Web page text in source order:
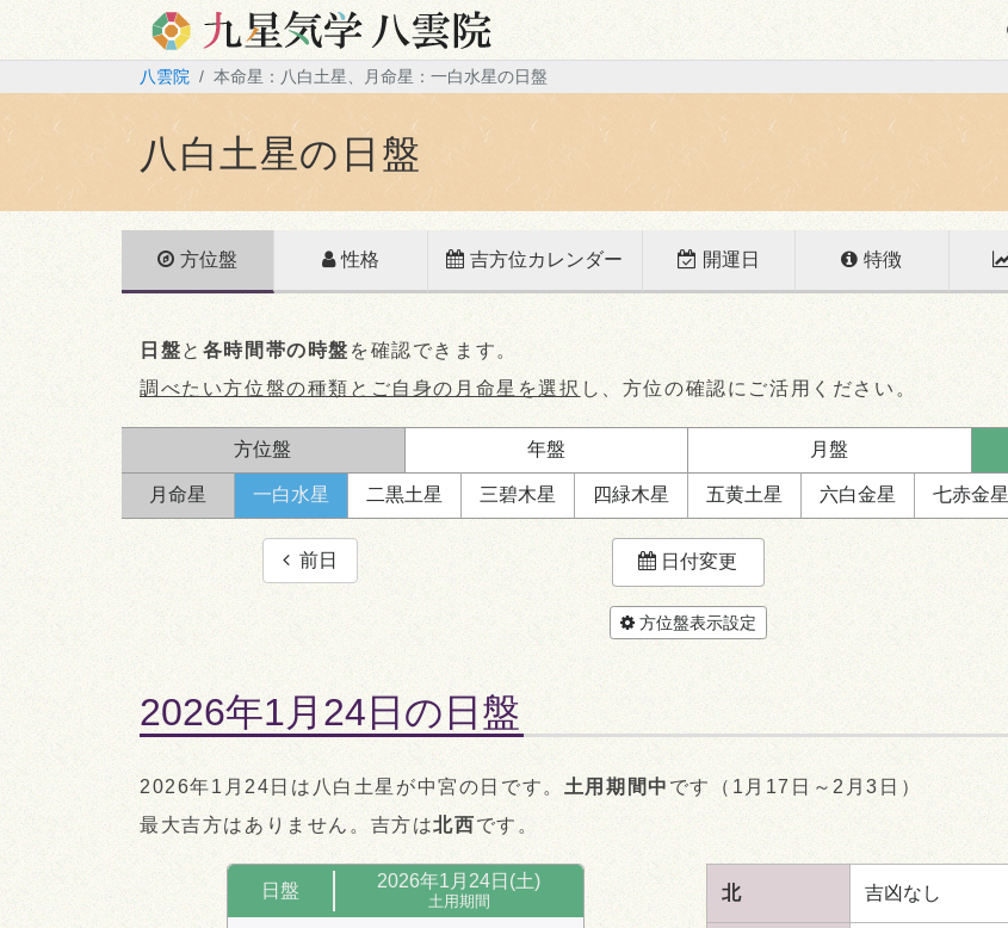
八雲院 本命星：八白土星、月命星：一白水星の日盤
八白土星の日盤
方位盤 性格 吉方位カレンダー 開運日 特徴
日盤と 各時間帯の時盤 を確認できます。
調べたい方位盤の種類とご自身の月命星を選択 し、方位の確認にご活用ください。
方位盤 年盤 月盤
月命星 一白水星 二黒土星 三碧木星 四緑木星 五黄土星 六白金星 七赤金星
前日 日付変更
方位盤表示設定
2026年1月24日の日盤
2026年1月24日は八白土星が中宮の日です。 土用期間中 です（1月17日～2月3日）
最大吉方はありません。吉方は北西です。
日盤 2026年1月24日(土)
土用期間 北 吉凶なし